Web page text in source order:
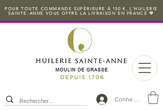
POUR TOUTE COMMANDE SUPÉRIEURE À 150 €, L'HUILERIE
SAINTE-ANNE VOUS OFFRE LA LIVRAISON EN FRANCE 💛
Connexion